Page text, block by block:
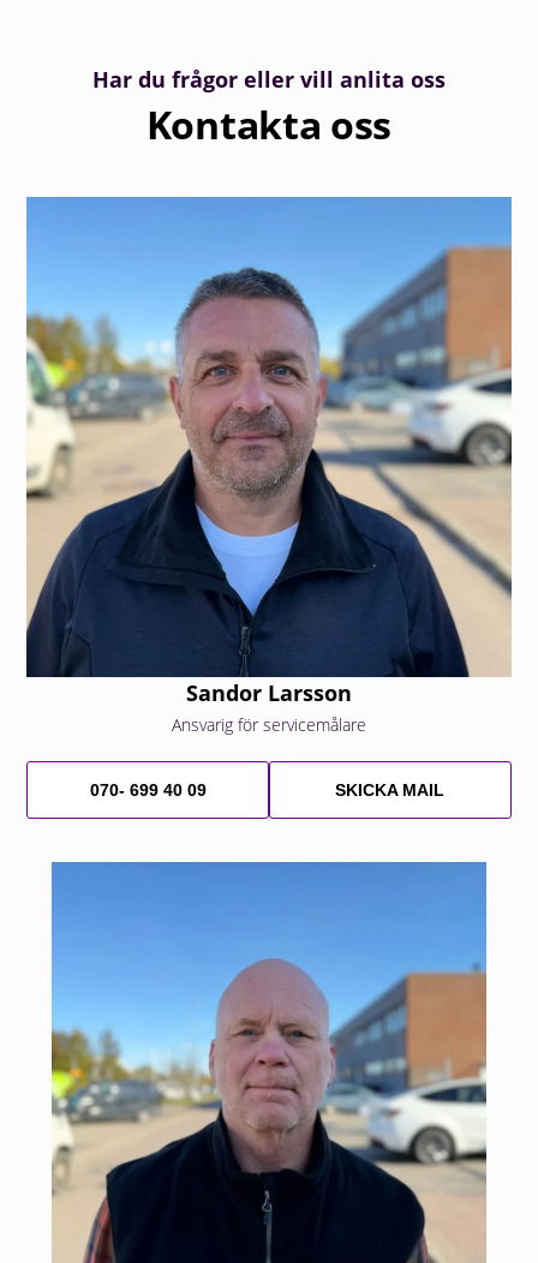
Har du frågor eller vill anlita oss
Kontakta oss
Sandor Larsson
Ansvarig för servicemålare
070- 699 40 09 SKICKA MAIL